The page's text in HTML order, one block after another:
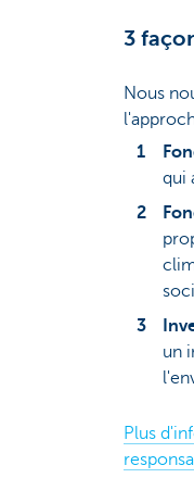
3
Nous
qui
un
Plus